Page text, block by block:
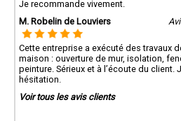
Je recommande vivement.
M. Robelin de Louviers
Cette entreprise a exécuté des travaux
maison : ouverture de mur, isolation,
peinture. Sérieux et à l’écoute du client.
hésitation.
Voir tous les avis clients